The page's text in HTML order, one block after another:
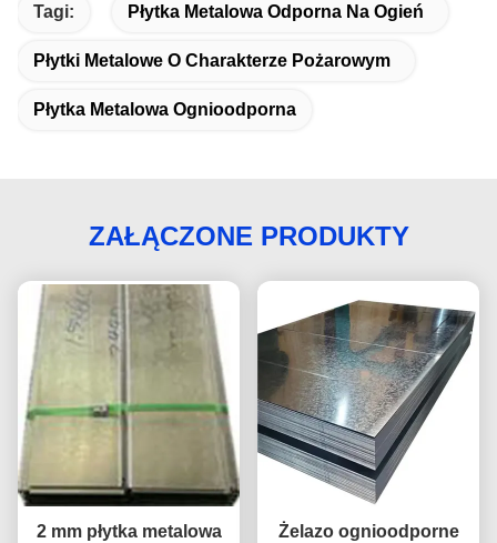
Tagi: Płytka Metalowa Odporna Na Ogień
Płytki Metalowe O Charakterze Pożarowym
Płytka Metalowa Ognioodporna
ZAŁĄCZONE PRODUKTY
2 mm płytka metalowa
Żelazo ognioodporne